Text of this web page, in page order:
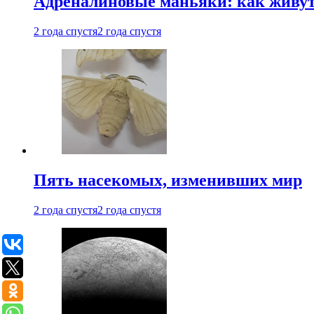
2 года спустя2 года спустя
Пять насекомых, изменивших мир
2 года спустя2 года спустя